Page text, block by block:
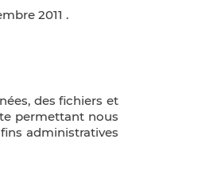
2011 .
des fichiers et
permettant nous
administratives